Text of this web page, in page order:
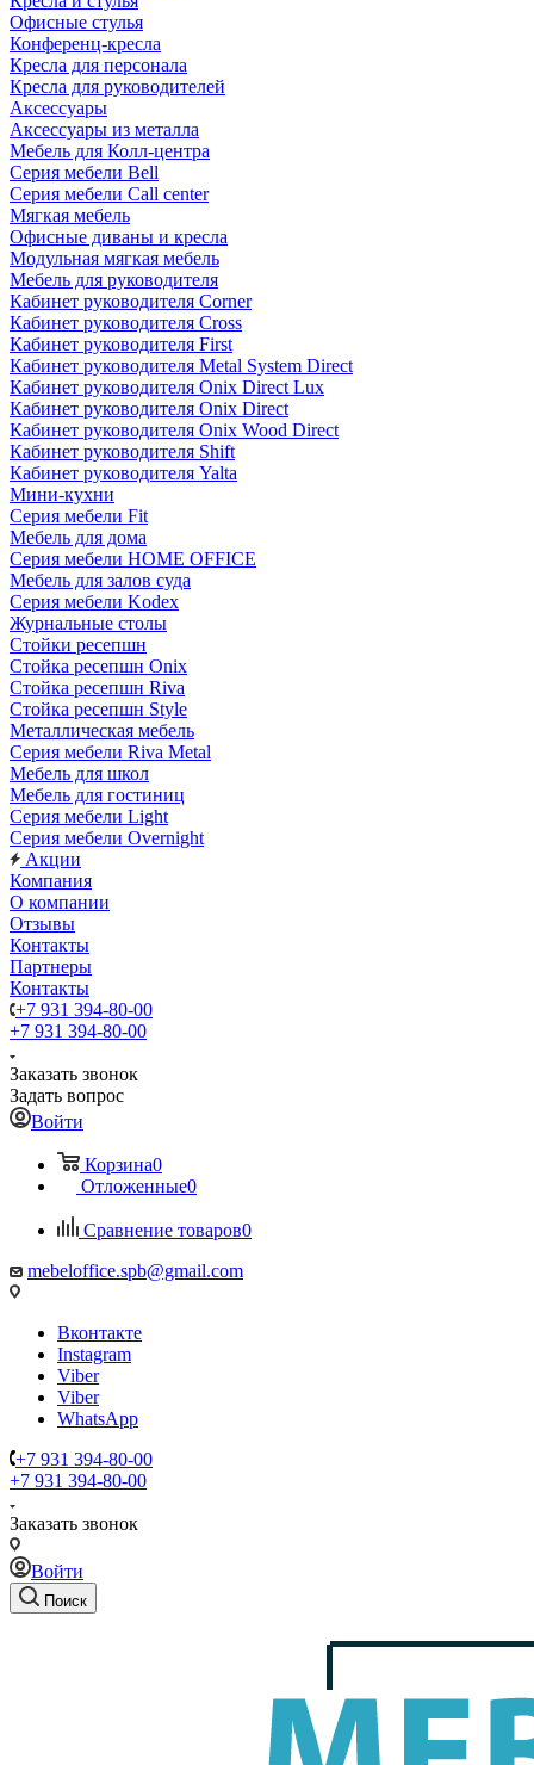
Офисные стулья
Конференц-кресла
Кресла для персонала
Кресла для руководителей
Аксессуары
Аксессуары из металла
Мебель для Колл-центра
Серия мебели Bell
Серия мебели Call center
Мягкая мебель
Офисные диваны и кресла
Модульная мягкая мебель
Мебель для руководителя
Кабинет руководителя Corner
Кабинет руководителя Cross
Кабинет руководителя First
Кабинет руководителя Metal System Direct
Кабинет руководителя Onix Direct Lux
Кабинет руководителя Onix Direct
Кабинет руководителя Onix Wood Direct
Кабинет руководителя Shift
Кабинет руководителя Yalta
Мини-кухни
Серия мебели Fit
Мебель для дома
Серия мебели HOME OFFICE
Мебель для залов суда
Серия мебели Kodex
Журнальные столы
Стойки ресепшн
Стойка ресепшн Onix
Стойка ресепшн Riva
Стойка ресепшн Style
Металлическая мебель
Серия мебели Riva Metal
Мебель для школ
Мебель для гостиниц
Серия мебели Light
Серия мебели Overnight
Акции
Компания
О компании
Отзывы
Контакты
Партнеры
Контакты
+7 931 394-80-00
+7 931 394-80-00
Заказать звонок
Задать вопрос
Войти
Корзина0
Отложенные0
Сравнение товаров0
mebeloffice.spb@gmail.com
Вконтакте
Instagram
Viber
Viber
WhatsApp
+7 931 394-80-00
+7 931 394-80-00
Заказать звонок
Войти
Поиск